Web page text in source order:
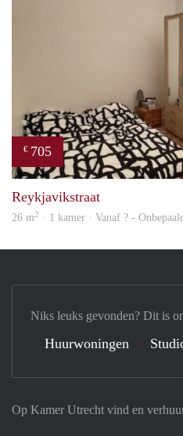
€ 705
Reykjavikstraat
26 m2 · 1 kamer · Vanaf ? -
Op Kamer Utrecht vind en
Niks leuks gevonden? Dit is
Huurwoningen